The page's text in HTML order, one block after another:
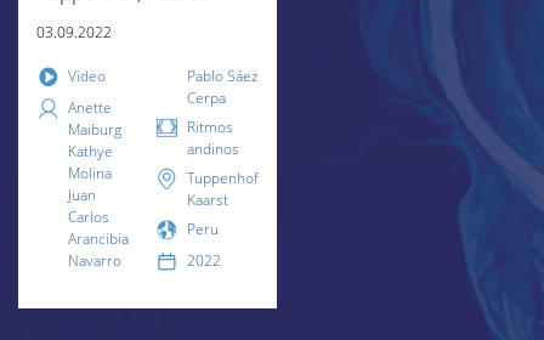
03.09.2022
Video
Anette
Maiburg
Kathye
Molina
Juan
Carlos
Arancibia
Navarro
Pablo Sáez
Cerpa
Ritmos
andinos
Tuppenhof
Kaarst
Peru
2022